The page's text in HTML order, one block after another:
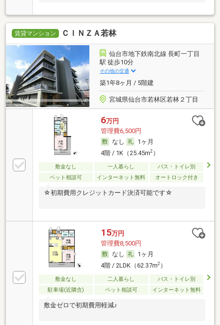
賃貸マンション ＣＩＮＺＡ若林
仙台市地下鉄南北線 長町一丁目
駅 徒歩10分
その他の交通
築1年8ヶ月 / 5階建
宮城県仙台市若林区若林２丁目
6万円
管理費6,500円
なし
1ヶ月
4階 / 1K（25.45m2）
敷金なし 一人暮らし
バス・トイレ別
ペット相談可
インターネット無料 オートロック付き
☆初期費用クレジットカード決済可能です☆
15万円
管理費8,500円
なし
1ヶ月
4階 / 2LDK（62.37m2）
敷金なし 二人暮らし
バス・トイレ別
駐車場(近隣含)
ペット相談可 インターネット無料
敷金ゼロで初期費用軽減♪